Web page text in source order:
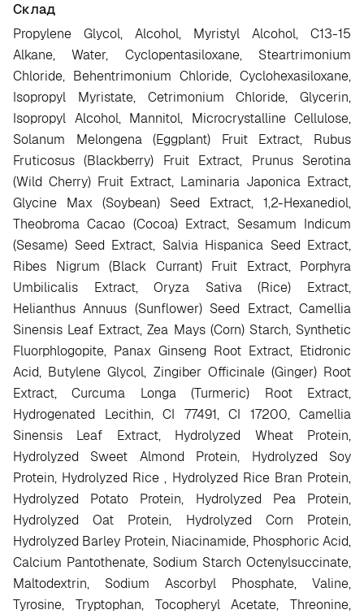
Склад
Propylene Glycol, Alcohol, Myristyl Alcohol, C13-15
Alkane, Water, Cyclopentasiloxane, Steartrimonium
Chloride, Behentrimonium Chloride, Cyclohexasiloxane,
Isopropyl Myristate, Cetrimonium Chloride, Glycerin,
Isopropyl Alcohol, Mannitol, Microcrystalline Cellulose,
Solanum Melongena (Eggplant) Fruit Extract, Rubus
Fruticosus (Blackberry) Fruit Extract, Prunus Serotina
(Wild Cherry) Fruit Extract, Laminaria Japonica Extract,
Glycine Max (Soybean) Seed Extract, 1,2-Hexanediol,
Theobroma Cacao (Cocoa) Extract, Sesamum Indicum
(Sesame) Seed Extract, Salvia Hispanica Seed Extract,
Ribes Nigrum (Black Currant) Fruit Extract, Porphyra
Umbilicalis Extract, Oryza Sativa (Rice) Extract,
Helianthus Annuus (Sunflower) Seed Extract, Camellia
Sinensis Leaf Extract, Zea Mays (Corn) Starch, Synthetic
Fluorphlogopite, Panax Ginseng Root Extract, Etidronic
Acid, Butylene Glycol, Zingiber Officinale (Ginger) Root
Extract, Curcuma Longa (Turmeric) Root Extract,
Hydrogenated Lecithin, CI 77491, CI 17200, Camellia
Sinensis Leaf Extract, Hydrolyzed Wheat Protein,
Hydrolyzed Sweet Almond Protein, Hydrolyzed Soy
Protein, Hydrolyzed Rice , Hydrolyzed Rice Bran Protein,
Hydrolyzed Potato Protein, Hydrolyzed Pea Protein,
Hydrolyzed Oat Protein, Hydrolyzed Corn Protein,
Hydrolyzed Barley Protein, Niacinamide, Phosphoric Acid,
Calcium Pantothenate, Sodium Starch Octenylsuccinate,
Maltodextrin, Sodium Ascorbyl Phosphate, Valine,
Tyrosine, Tryptophan, Tocopheryl Acetate, Threonine,